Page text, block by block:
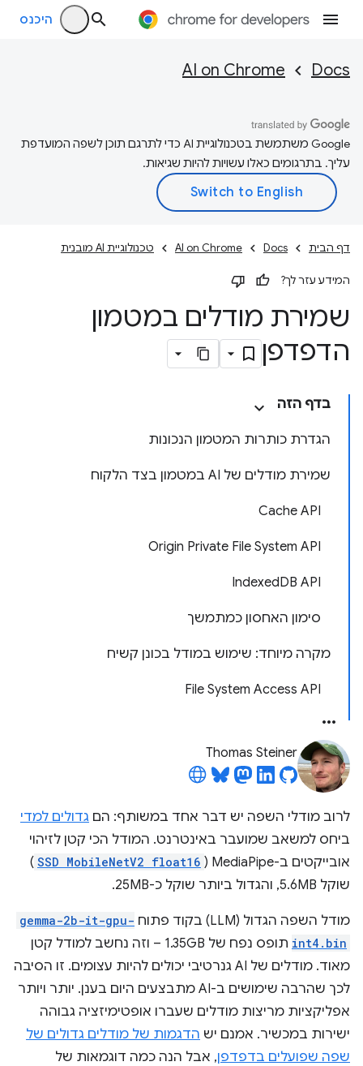
היכנס
Docs
AI on Chrome
‫Google משתמשת בטכנולוגיית AI כדי לתרגם תוכן לשפה המועדפת
עליך. בתרגומים כאלו עשויות להיות שגיאות.
דף הבית Docs
AI on Chrome טכנולוגיית AI מובנית
המידע עזר לך?
שמירת מודלים במטמון
הדפדפן
בדף הזה
הגדרת כותרות המטמון הנכונות
שמירת מודלים של AI במטמון בצד הלקוח
Cache API
Origin Private File System API
IndexedDB API
סימון האחסון כמתמשך
מקרה מיוחד: שימוש במודל בכונן קשיח
File System Access API
Thomas Steiner
לרוב מודלי השפה יש דבר אחד במשותף: הם גדולים למדי
ביחס למשאב שמועבר באינטרנט. המודל הכי קטן לזיהוי
אובייקטים ב-MediaPipe‏ (
SSD MobileNetV2 float16
)
שוקל 5.6MB, והגדול ביותר שוקל כ-25MB.
מודל השפה הגדול (LLM) בקוד פתוח
gemma-2b-it-gpu-
int4.bin
תופס נפח של 1.35GB – וזה נחשב למודל קטן
מאוד. מודלים של AI גנרטיבי יכולים להיות עצומים. זו הסיבה
לכך שהרבה שימושים ב-AI מתבצעים היום בענן. יותר ויותר
אפליקציות מריצות מודלים שעברו אופטימיזציה גבוהה
ישירות במכשיר. אמנם יש הדגמות של מודלים גדולים של
שפה שפועלים בדפדפן, אבל הנה כמה דוגמאות של